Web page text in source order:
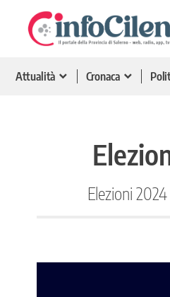
Attualità Cronaca
Elezioni